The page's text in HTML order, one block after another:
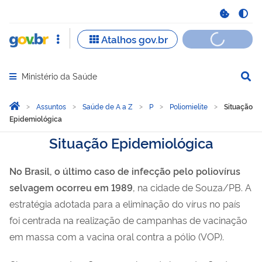
Abrir menu principal de navegação
Ministério da Saúde
Você está aqui:
Página Inicial
Assuntos Saúde de A a Z P Poliomielite
Situação
Epidemiológica
Situação Epidemiológica
No Brasil, o último caso de infecção pelo poliovírus
selvagem ocorreu em 1989, na cidade de Souza/PB. A
estratégia adotada para a eliminação do vírus no país
foi centrada na realização de campanhas de vacinação
em massa com a vacina oral contra a pólio (VOP).